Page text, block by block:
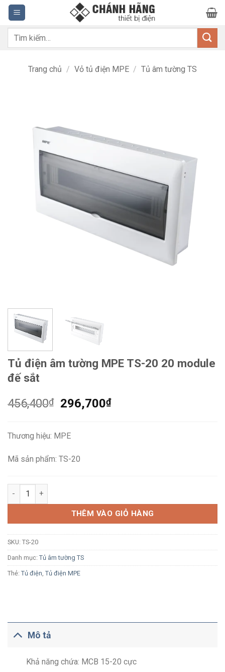
Bỏ
qua
nội
dung
Tìm
Trang chủ / Vỏ tủ điện MPE / Tủ âm tường TS
Tủ điện âm tường MPE TS-20 20 module
đế sắt
456,400₫
Giá
456,400₫.
296,700₫Giá
Thương hiệu: MPE
Mã sản phẩm: TS-20
Tủ điện âm tường MPE TS-20 20 module đế sắt số lượng
THÊM VÀO GIỎ HÀNG
SKU: TS-20
Danh mục: Tủ âm tường TS
Thẻ: Tủ điện Tủ điện MPE
Mô tả
Khả năng chứa: MCB 15-20 cực